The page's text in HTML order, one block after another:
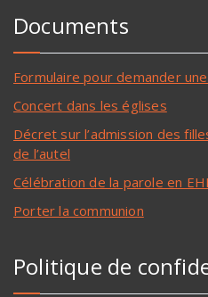
Documents
Formulaire pour demander
Concert dans les églises
Décret sur l’admission des
de l’autel
Célébration de la parole en
Porter la communion
Politique de